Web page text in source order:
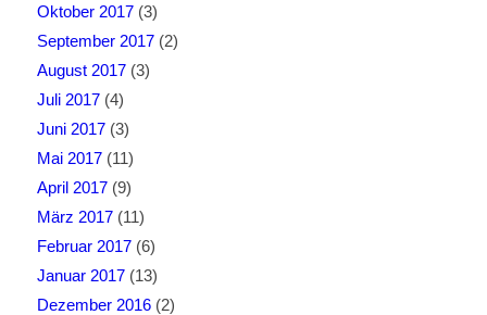
Oktober 2017(3)
September 2017(2)
August 2017(3)
Juli 2017(4)
Juni 2017(3)
Mai 2017(11)
April 2017(9)
März 2017(11)
Februar 2017(6)
Januar 2017(13)
Dezember 2016(2)